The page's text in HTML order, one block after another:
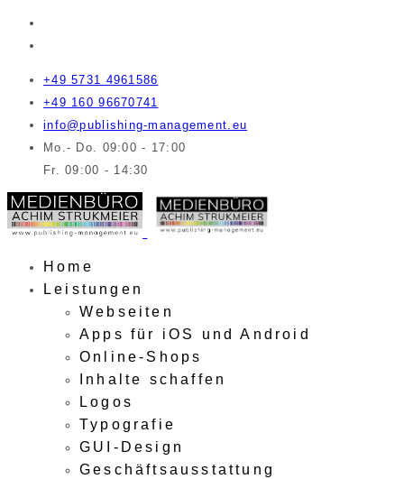
+49 5731 4961586
+49 160 96670741
info@publishing-management.eu
Mo.- Do. 09:00 - 17:00
Fr. 09:00 - 14:30
Home
Leistungen
Webseiten
Apps für iOS und Android
Online-Shops
Inhalte schaffen
Logos
Typografie
GUI-Design
Geschäftsausstattung